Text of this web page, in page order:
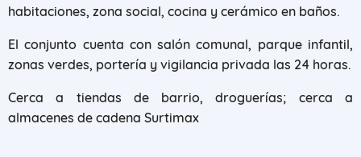
habitaciones, zona social, cocina y cerámico en baños.
El conjunto cuenta con salón comunal, parque infantil,
zonas verdes, portería y vigilancia privada las 24 horas.
Cerca a tiendas de barrio, droguerías; cerca a
almacenes de cadena Surtimax